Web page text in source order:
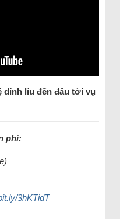
dính líu đến đâu tới vụ
phí:
3hKTidT